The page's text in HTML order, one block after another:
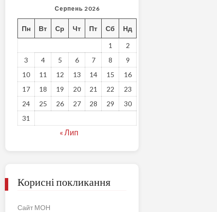
Серпень 2026
Пн Вт Ср Чт Пт Сб Нд
1
2
3
4 5 6 7 8
9
10
11 12 13 14 15
16
17
18 19 20 21 22
23
24
25 26 27 28 29
30
31
« Лип
Корисні покликання
Сайт МОН